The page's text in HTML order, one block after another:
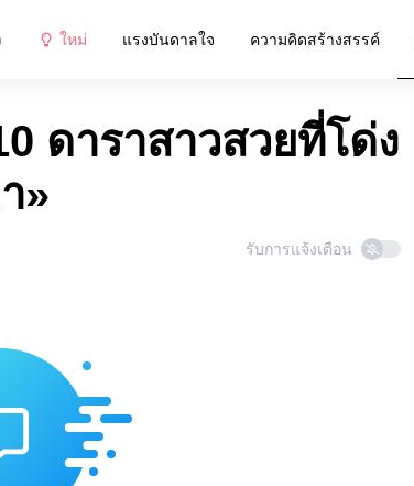
ใหม่ แรงบันดาลใจ ความคิดสร้างสรรค์
ดาราสาวสวยที่โด่ง
»
รับการแจ้งเตือน